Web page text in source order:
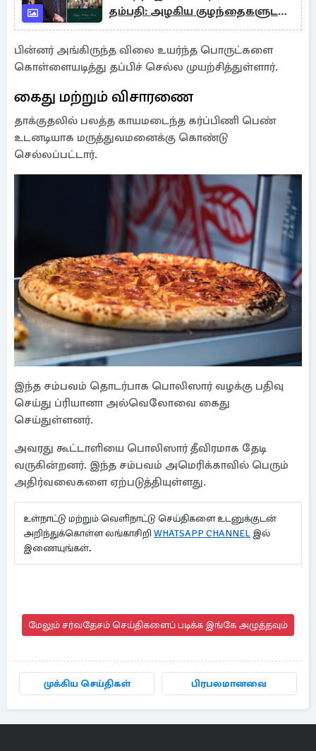
தம்பதி: அழகிய குழந்தைகளுடன்
வெளியான புகைப்படம்
பின்னர் அங்கிருந்த விலை உயர்ந்த பொருட்களை
கொள்ளையடித்து தப்பிச் செல்ல முயற்சித்துள்ளார்.
கைது மற்றும் விசாரணை
தாக்குதலில் பலத்த காயமடைந்த கர்ப்பிணி பெண்
உடனடியாக மருத்துவமனைக்கு கொண்டு
செல்லப்பட்டார்.
இந்த சம்பவம் தொடர்பாக பொலிஸார் வழக்கு பதிவு
செய்து ப்ரியானா அல்வெலோவை கைது
செய்துள்ளனர்.
அவரது கூட்டாளியை பொலிஸார் தீவிரமாக தேடி
வருகின்றனர். இந்த சம்பவம் அமெரிக்காவில் பெரும்
அதிர்வலைகளை ஏற்படுத்தியுள்ளது.
உள்நாட்டு மற்றும் வெளிநாட்டு செய்திகளை உடனுக்குடன்
அறிந்துக்கொள்ள லங்காசிறி WHATSAPP CHANNEL இல்
இணையுங்கள்.
மேலும் சர்வதேசம் செய்திகளைப் படிக்க இங்கே அழுத்தவும்
முக்கிய செய்திகள் பிரபலமானவை